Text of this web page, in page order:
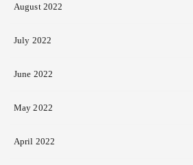
August 2022
July 2022
June 2022
May 2022
April 2022